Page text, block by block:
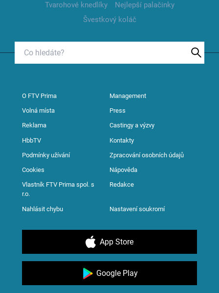
Tvarohové knedlíky
Nejlepší palačinky
Švestkový koláč
O FTV Prima Management
Volná místa Press
Reklama Castingy a výzvy
HbbTV Kontakty
Podmínky užívání Zpracování osobních údajů
Cookies Nápověda
Vlastník FTV Prima spol. s
r.o.
Redakce
Nahlásit chybu Nastavení soukromí
App Store
Google Play